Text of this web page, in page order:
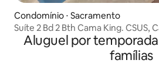
Condomínio ⋅ Sacramento
Suíte 2 Bd 2 Bth Cama King. CSUS,
Aluguel por
famílias